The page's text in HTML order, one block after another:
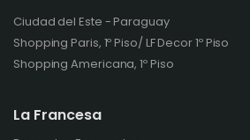
Ciudad del Este - Paraguay
Shopping Paris, 1º Piso/ LF Decor 1º Piso
Shopping Americana, 1º Piso
La Francesa